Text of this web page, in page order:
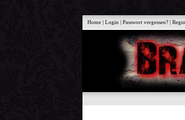
Home |Login |Passwort vergessen? |